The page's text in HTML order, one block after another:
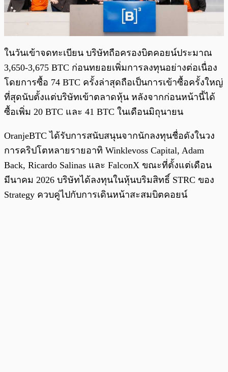
ในวันเข้าจดทะเบียน บริษัทถือครองบิตคอยน์ประมาณ
3,650-3,675 BTC ก่อนทยอยเพิ่มการลงทุนอย่างต่อเนื่อง
โดยการซื้อ 74 BTC ครั้งล่าสุดถือเป็นการเข้าซื้อครั้งใหญ่
ที่สุดนับตั้งแต่บริษัทเข้าตลาดหุ้น หลังจากก่อนหน้านี้ได้
ซื้อเพิ่ม 20 BTC และ 41 BTC ในเดือนมิถุนายน
OranjeBTC ได้รับการสนับสนุนจากนักลงทุนชื่อดังในวง
การคริปโตหลายรายอาทิ Winklevoss Capital, Adam
Back, Ricardo Salinas และ FalconX ขณะที่ตั้งแต่เดือน
มีนาคม 2026 บริษัทได้ลงทุนในหุ้นบริมสิทธิ์ STRC ของ
Strategy ควบคู่ไปกับการเดินหน้าสะสมบิตคอยน์